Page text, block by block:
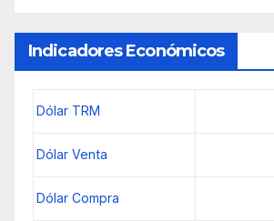
Indicadores Económicos
Dólar TRM
Dólar Venta
Dólar Compra